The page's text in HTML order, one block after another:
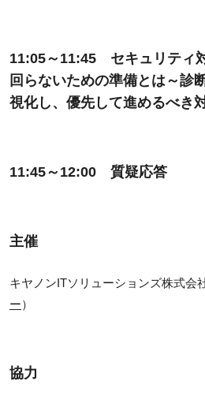
11:05～11:45 セキュリティ
回らないための準備とは～診
視化し、優先して進めるべき
11:45～12:00 質疑応答
主催
キヤノンITソリューションズ株式会
ー）
協力